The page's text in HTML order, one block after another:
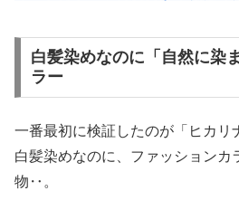
白髪染めなのに「自然に染
ラー
一番最初に検証したのが「ヒカリ
白髪染めなのに、ファッションカ
物‥。